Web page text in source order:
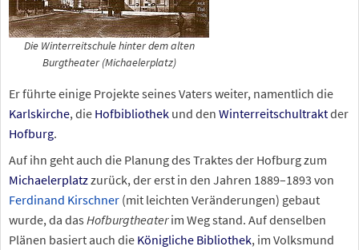
Die Winterreitschule hinter dem alten
Burgtheater (Michaelerplatz)
Er führte einige Projekte seines Vaters weiter, namentlich die
Karlskirche, die Hofbibliothek und den Winterreitschultraktder
Hofburg.
Auf ihn geht auch die Planung des Traktes der Hofburg zum
Michaelerplatzzurück, der erst in den Jahren 1889–1893 von
Ferdinand Kirschner (mit leichten Veränderungen) gebaut
wurde, da das Hofburgtheaterim Weg stand. Auf denselben
Plänen basiert auch die Königliche Bibliothek, im Volksmund